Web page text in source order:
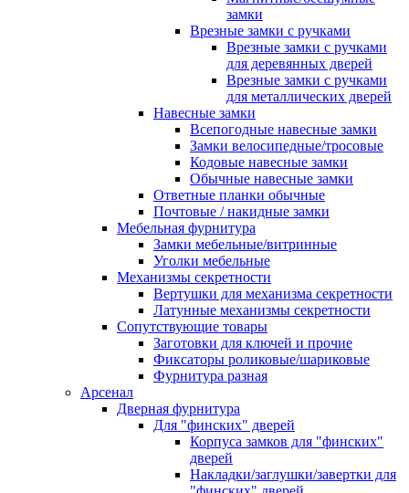
замки
Врезные замки с ручками
Врезные замки с ручками
для деревянных дверей
Врезные замки с ручками
для металлических дверей
Навесные замки
Всепогодные навесные замки
Замки велосипедные/тросовые
Кодовые навесные замки
Обычные навесные замки
Ответные планки обычные
Почтовые / накидные замки
Мебельная фурнитура
Замки мебельные/витринные
Уголки мебельные
Механизмы секретности
Вертушки для механизма секретности
Латунные механизмы секретности
Сопутствующие товары
Заготовки для ключей и прочие
Фиксаторы роликовые/шариковые
Фурнитура разная
Арсенал
Дверная фурнитура
Для "финских" дверей
Корпуса замков для "финских"
дверей
Накладки/заглушки/завертки для